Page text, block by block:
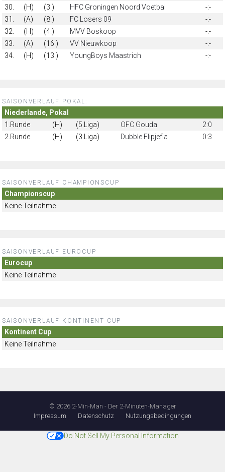
30.
(H) (3.) HFC Groningen Noord Voetbal
-:-
31.
(A) (8.) FC Losers 09
-:-
32.
(H) (4.) MVV Boskoop
-:-
33.
(A) (16.) VV Nieuwkoop
-:-
34.
(H) (13.) YoungBoys Maastrich -:-
SAISONVERLAUF POKAL:
Niederlande, Pokal
1.Runde
(H) (5.Liga) OFC Gouda
2:0
2.Runde
(H) (3.Liga) Dubble Flipjefla 0:3
SAISONVERLAUF CHAMPIONSCUP
Championscup
Keine Teilnahme
SAISONVERLAUF EUROCUP
Eurocup
Keine Teilnahme
SAISONVERLAUF KONTINENT CUP
Kontinent Cup
Keine Teilnahme
© 2026 2-Min-Man - Der 2-Minuten-Manager
Impressum
Datenschutz Nutzungsbedingungen
Do Not Sell My Personal Information